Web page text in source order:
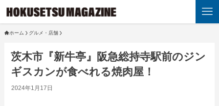
ホーム グルメ・店舗
茨木市『新牛亭』阪急総持寺駅前のジン
ギスカンが食べれる焼肉屋！
2024年1月17日